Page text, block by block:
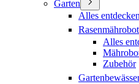
Garten
Alles entdecken
Alles
Zubehör